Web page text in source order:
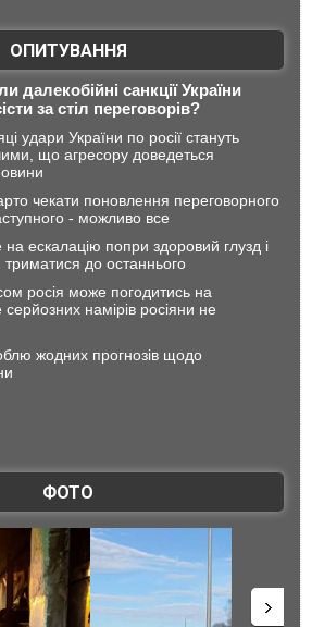
ОПИТУВАННЯ
далекобійні санкції України
за стіл переговорів?
удари України по росії стануть
що агресору доведеться
чекати поновлення переговорного
- можливо все
ескалацію попри здоровий глузд і
до останнього
росія може погодитись на
намірів росіяни не
жодних прогнозів щодо
ФОТО